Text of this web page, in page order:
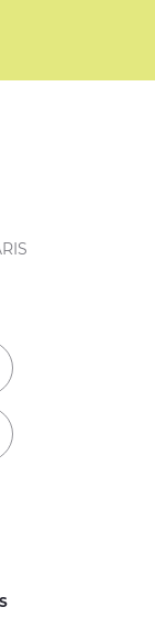
!
sur Facebook !
nous sur
!
Youtube !
nous sur